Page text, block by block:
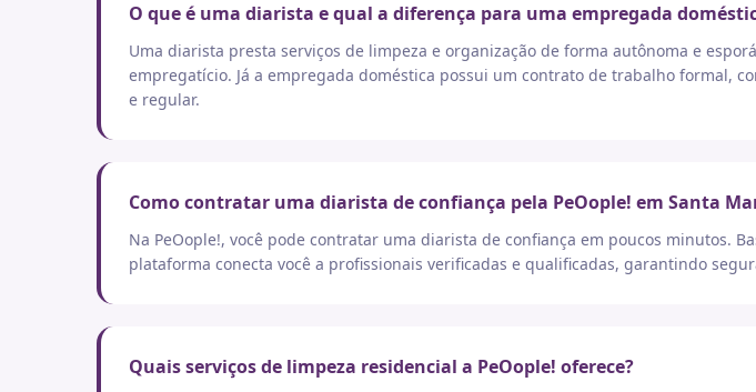
O que é uma diarista e qual a diferença para uma empregada
Uma diarista presta serviços de limpeza e organização de forma autônoma e
empregatício. Já a empregada doméstica possui um contrato de trabalho formal,
e regular.
Como contratar uma diarista de confiança pela PeOople! em Santa
Na PeOople!, você pode contratar uma diarista de confiança em poucos minutos.
plataforma conecta você a profissionais verificadas e qualificadas, garantindo
Quais serviços de limpeza residencial a PeOople! oferece?